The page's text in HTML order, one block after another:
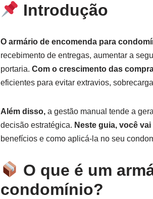
Introdução
O armário de encomenda para
recebimento de entregas, aumentar a
portaria. Com o crescimento das
eficientes para evitar extravios,
Além disso, a gestão manual tende a
decisão estratégica. Neste guia, você
benefícios e como aplicá-la no seu
O que é um
condomínio?